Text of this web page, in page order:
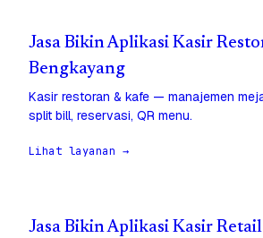
Jasa Bikin Aplikasi Kasir
Bengkayang
Kasir restoran & kafe — manajemen
split bill, reservasi, QR menu.
Lihat layanan →
Jasa Bikin Aplikasi Kasir